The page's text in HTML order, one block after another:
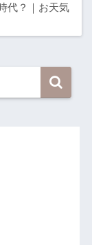
代？｜お天気